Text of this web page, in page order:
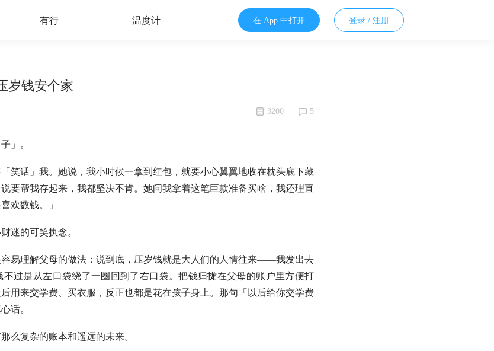
有行 温度计 在 App 中打开 登录 / 注册
岁钱安个家
3200 5
」。
笑话」我。她说，我小时候一拿到红包，就要小心翼翼地收在枕头底下藏
要帮我存起来，我都坚决不肯。她问我拿着这笔巨款准备买啥，我还理直
欢数钱。」
迷的可笑执念。
易理解父母的做法：说到底，压岁钱就是大人们的人情往来——我发出去
过是从左口袋绕了一圈回到了右口袋。把钱归拢在父母的账户里方便打
用来交学费、买衣服，反正也都是花在孩子身上。那句「以后给你交学费
话。
么复杂的账本和遥远的未来。